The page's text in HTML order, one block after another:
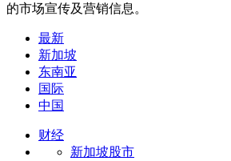
的市场宣传及营销信息。
最新
新加坡
东南亚
国际
中国
财经
新加坡股市